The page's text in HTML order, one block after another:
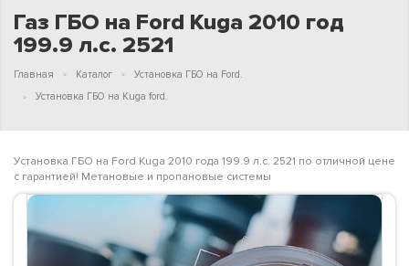
Газ ГБО на Ford Kuga 2010 год
199.9 л.с. 2521
Главная Каталог
Установка ГБО на Ford.
Установка ГБО на Kuga ford.
Установка ГБО на Ford Kuga 2010 года 199.9 л.с. 2521 по отличной цене
с гарантией! Метановые и пропановые системы